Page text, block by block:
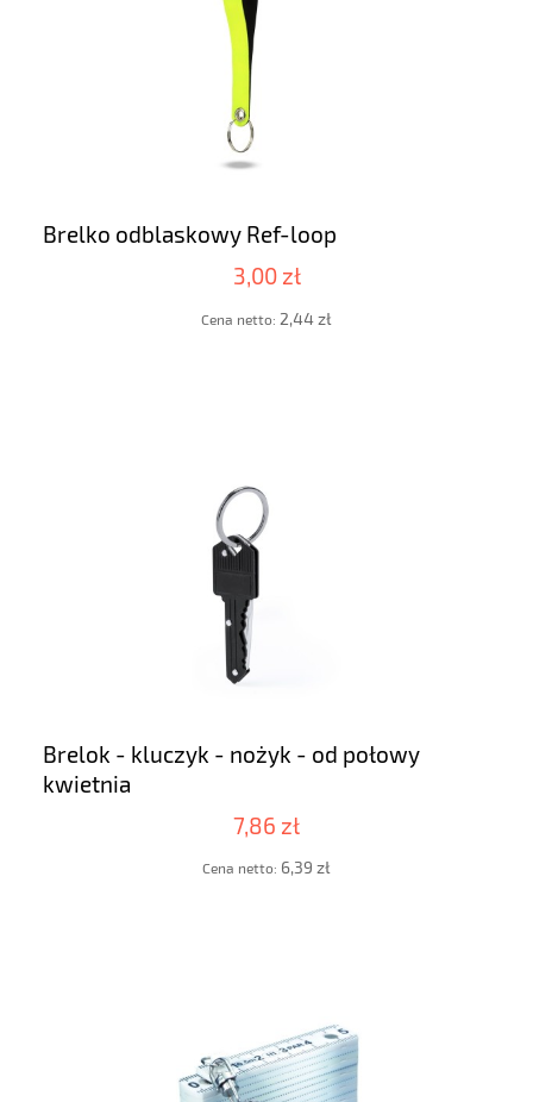
Brelko odblaskowy Ref-loop
3,00 zł
Cena netto: 2,44 zł
Brelok - kluczyk - nożyk - od połowy
kwietnia
7,86 zł
Cena netto: 6,39 zł